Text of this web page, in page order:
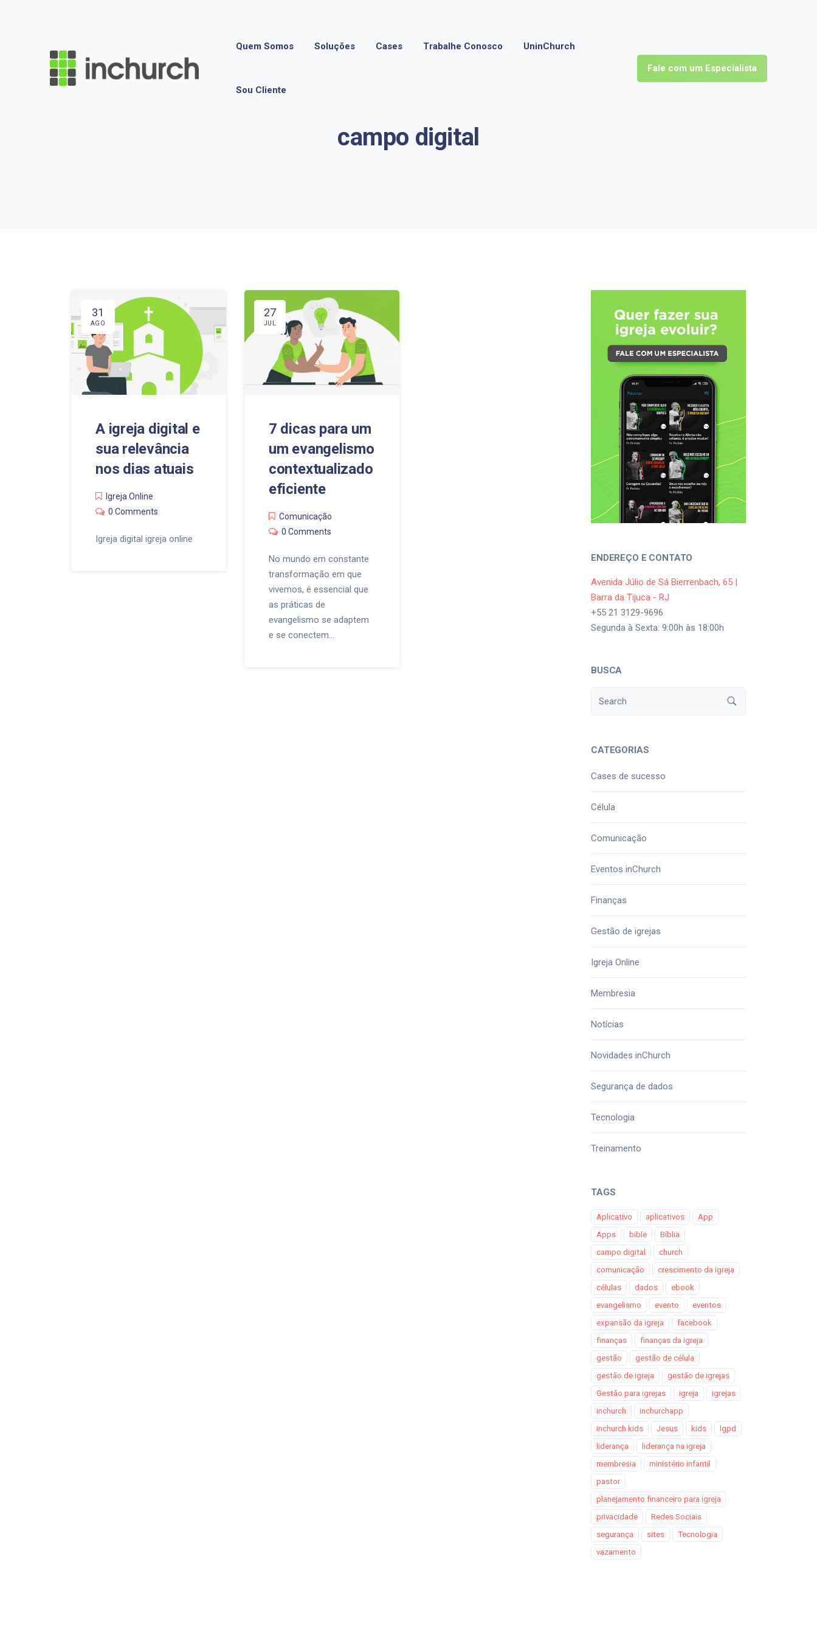
Quem Somos Soluções Cases Trabalhe Conosco UninChurch
Sou Cliente
Fale com um Especialista
campo digital
31
AGO
A igreja digital e
sua relevância
nos dias atuais
Igreja Online
0 Comments
Igreja digital igreja online
27
JUL
7 dicas para um
um evangelismo
contextualizado
eficiente
Comunicação
0 Comments
No mundo em constante
transformação em que
vivemos, é essencial que
as práticas de
evangelismo se adaptem
e se conectem…
ENDEREÇO E CONTATO
Avenida Júlio de Sá Bierrenbach, 65 |
Barra da Tijuca - RJ
+55 21 3129-9696
Segunda à Sexta: 9:00h às 18:00h
BUSCA
CATEGORIAS
Cases de sucesso
Célula
Comunicação
Eventos inChurch
Finanças
Gestão de igrejas
Igreja Online
Membresia
Notícias
Novidades inChurch
Segurança de dados
Tecnologia
Treinamento
TAGS
Aplicativo aplicativos
App
Apps
bible
Bíblia
campo digital
church
comunicação
crescimento da igreja
células
dados
ebook
evangelismo
evento
eventos
expansão da igreja
facebook
finanças
finanças da igreja
gestão
gestão de célula
gestão de igreja
gestão de igrejas
Gestão para igrejas
igreja
igrejas
inchurch
inchurchapp
inchurch kids
Jesus kids
lgpd
liderança
liderança na igreja
membresia
ministério infantil
pastor
planejamento financeiro para igreja
privacidade
Redes Sociais
segurança
sites
Tecnologia
vazamento